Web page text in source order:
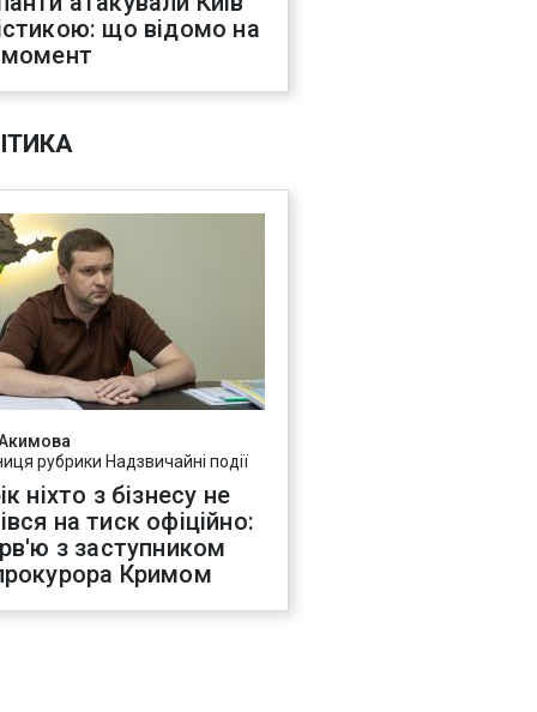
що відомо на
рубрики Надзвичайні події
ніхто з бізнесу не
на тиск офіційно:
з заступником
Кримом